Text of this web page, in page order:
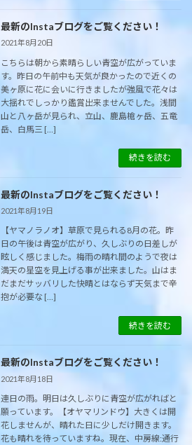
最新のInstaブログをご覧ください！
2021年8月20日
こちらは朝から素晴らしい青空が広がっていま
す。昨日の午前中も天気が良かったので近くの
美ヶ原に花に会いに行きましたが強風で花々は
大揺れでしっかり鑑賞出来ませんでした。浅間
山と八ヶ岳が見られ、立山、鹿島槍ヶ岳、五竜
岳、白馬三 […]
続きを読む
最新のInstaブログをご覧ください！
2021年8月19日
【ヤマノラノオ】草原で見られる8月の花。昨
日の午後は青空が広がり、久しぶりの日差しが
眩しく感じました。梅雨の晴れ間のようで夜は
満天の星空を見上げる事が出来ました。山はま
だまだサッバリした快晴とはならず天気まで辛
抱が必要な […]
続きを読む
最新のInstaブログをご覧ください！
2021年8月18日
連日の雨。明日は久しぶりに青空が広がればと
願っています。【オヤマリンドウ】大きくは開
花しませんが、晴れた日に少しだけ開きます。
花も晴れを待っていますね。現在、中房線:通行